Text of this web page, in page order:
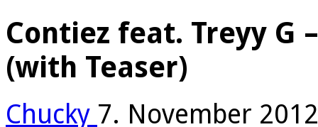
Contiez feat. Treyy G
(with Teaser)
Chucky 7. November 2012